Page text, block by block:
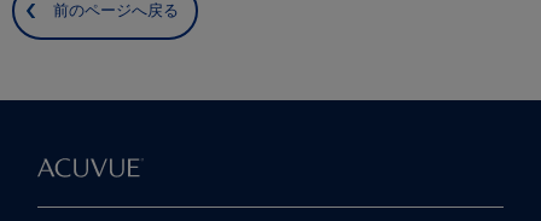
前のページへ戻る